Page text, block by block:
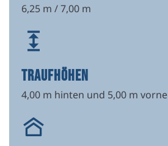
6,25 m / 7,00 m
TRAUFHÖHEN
4,00 m hinten und 5,00 m vorne